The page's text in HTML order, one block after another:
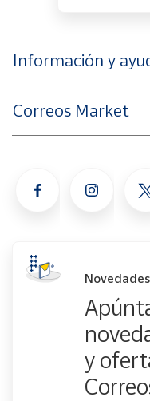
Información y
Correos Market
Novedades
y